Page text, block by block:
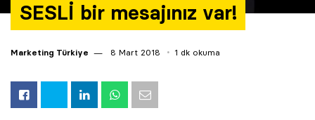
SESLİ bir mesajınız var!
Marketing Türkiye 8 Mart 2018 1 dk okuma